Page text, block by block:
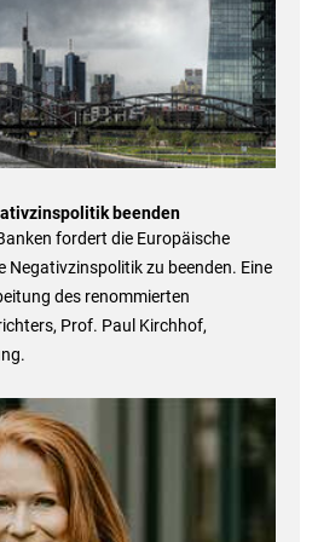
beenden
fordert die Europäische
Negativzinspolitik zu beenden. Eine
des renommierten
Prof. Paul Kirchhof,